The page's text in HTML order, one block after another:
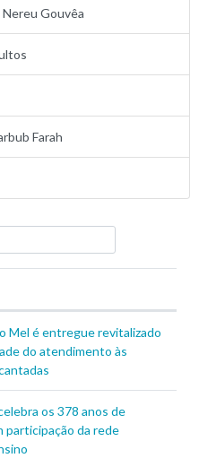
Gouvêa
Farah
Mel é entregue revitalizado
do atendimento às
os 378 anos de
participação da rede